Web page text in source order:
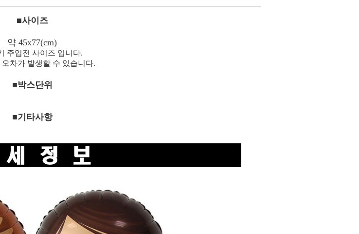
■사이즈
약 45x77(cm)
주입전 사이즈 입니다.
차가 발생할 수 있습니다.
■박스단위
■기타사항